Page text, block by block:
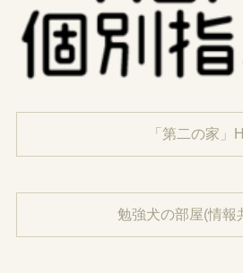
「第二の家」
勉強犬の部屋(情報